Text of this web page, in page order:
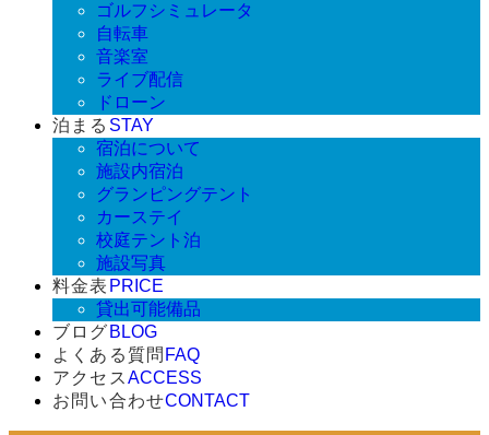
ゴルフシミュレータ
自転車
音楽室
ライブ配信
ドローン
泊まる STAY
宿泊について
施設内宿泊
グランピングテント
カーステイ
校庭テント泊
施設写真
料金表 PRICE
貸出可能備品
ブログ BLOG
よくある質問 FAQ
アクセスACCESS
お問い合わせCONTACT